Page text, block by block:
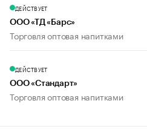
ДЕЙСТВУЕТ
ООО «ТД «Барс»
Торговля оптовая напитками
ДЕЙСТВУЕТ
ООО «Стандарт»
Торговля оптовая напитками